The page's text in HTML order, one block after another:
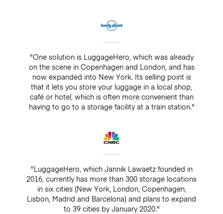
"One solution is LuggageHero, which was already
on the scene in Copenhagen and London, and has
now expanded into New York. Its selling point is
that it lets you store your luggage in a local shop,
café or hotel, which is often more convenient than
having to go to a storage facility at a train station."
"LuggageHero, which Jannik Lawaetz founded in
2016, currently has more than 300 storage locations
in six cities (New York, London, Copenhagen,
Lisbon, Madrid and Barcelona) and plans to expand
to 39 cities by January 2020."